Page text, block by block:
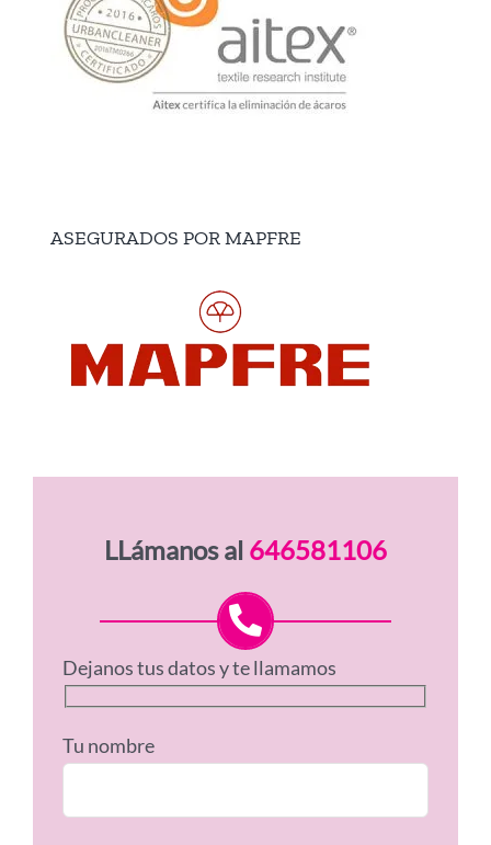
ASEGURADOS POR MAPFRE
LLámanos al 646581106
Dejanos tus datos y te llamamos
Tu nombre